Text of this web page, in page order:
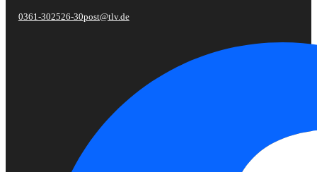
0361-302526-30post@tlv.de